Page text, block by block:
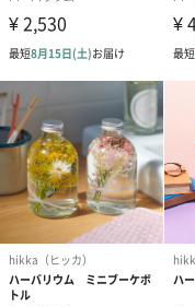
す。
写真付きメッセージカ
ード（680円）